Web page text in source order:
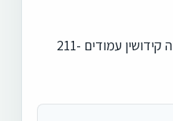
מתוך החוברת בהלכה ובאגדה קידושין עמודים 211-